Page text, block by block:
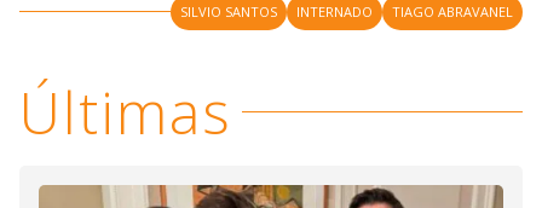
SILVIO SANTOS INTERNADO TIAGO ABRAVANEL
Últimas